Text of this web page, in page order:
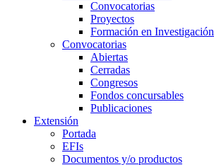
Convocatorias
Proyectos
Formación en Investigación
Convocatorias
Abiertas
Cerradas
Congresos
Fondos concursables
Publicaciones
Extensión
Portada
EFIs
Documentos y/o productos